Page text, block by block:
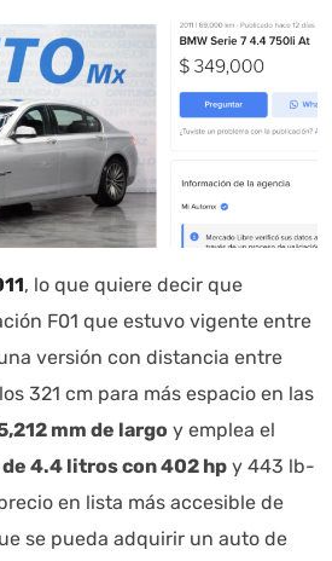
, lo que quiere decir que
F01 que estuvo vigente entre
versión con distancia entre
321 cm para más espacio en las
mm de largo y emplea el
4.4 litros con 402 hp y 443 lb-
en lista más accesible de
se pueda adquirir un auto de